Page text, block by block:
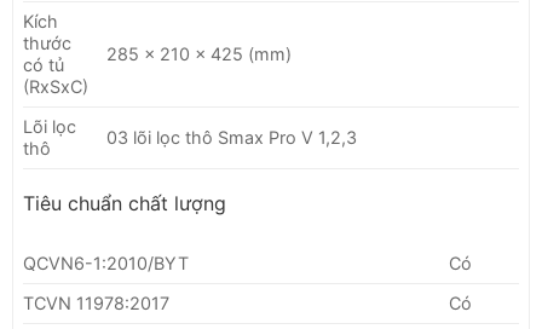
Kích
thước
có tủ
(RxSxC)
285 x 210 x 425 (mm)
Lõi lọc
thô
03 lõi lọc thô Smax Pro V 1,2,3
Tiêu chuẩn chất lượng
QCVN6-1:2010/BYT
Có
TCVN 11978:2017
Có